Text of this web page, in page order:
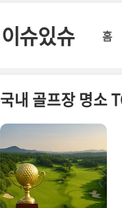
이슈있슈 홈
국내 골프장 명소